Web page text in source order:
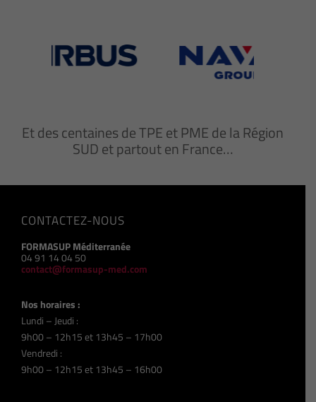
Et des centaines de TPE et PME de la Région
SUD et partout en France…
CONTACTEZ-NOUS
FORMASUP Méditerranée
04 91 14 04 50
contact@formasup-med.com
Nos horaires :
Lundi – Jeudi :
9h00 – 12h15 et 13h45 – 17h00
Vendredi :
9h00 – 12h15 et 13h45 – 16h00